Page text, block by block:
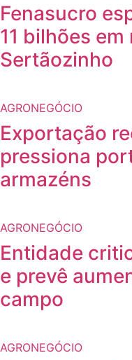
Fenasucro
11 bilhões
Sertãozinho
AGRONEGÓCIO
Exportação
pressiona
armazéns
AGRONEGÓCIO
Entidade
e prevê
campo
AGRONEGÓCIO